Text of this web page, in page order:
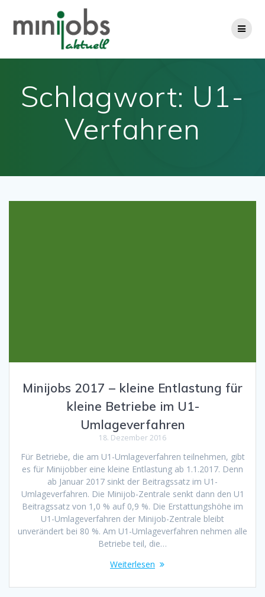
Schlagwort: U1-
Verfahren
Minijobs 2017 – kleine Entlastung für
kleine Betriebe im U1-
Umlageverfahren
18. Dezember 2016
Für Betriebe, die am U1-Umlageverfahren teilnehmen, gibt
es für Minijobber eine kleine Entlastung ab 1.1.2017. Denn
ab Januar 2017 sinkt der Beitragssatz im U1-
Umlageverfahren. Die Minijob-Zentrale senkt dann den U1
Beitragssatz von 1,0 % auf 0,9 %. Die Erstattungshöhe im
U1-Umlageverfahren der Minijob-Zentrale bleibt
unverändert bei 80 %. Am U1-Umlageverfahren nehmen alle
Betriebe teil, die…
Weiterlesen